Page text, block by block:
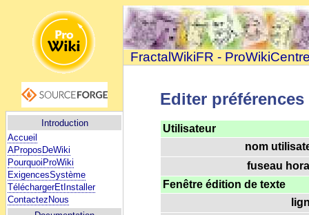
Introduction
Accueil
AProposDeWiki
PourquoiProWiki
ExigencesSystème
TéléchargerEtInstaller
ContactezNous
FractalWikiFR -
Editer préférences
Utilisateur
nom
fuseau
Fenêtre édition de texte